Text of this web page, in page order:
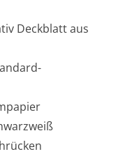
Deckblatt aus